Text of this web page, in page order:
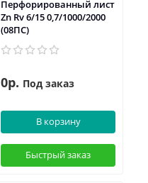
Перфорированный лист
Zn Rv 6/15 0,7/1000/2000
(08ПС)
0р. Под заказ
В корзину
Быстрый заказ